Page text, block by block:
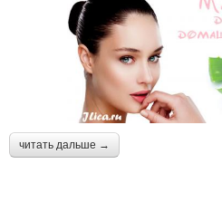
читать дальше →